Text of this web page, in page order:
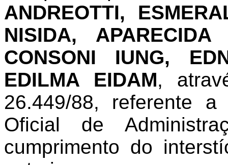
ANDREOTTI,
NISIDA,
CONSONI IUNG,
EDILMA EIDAM,
26.449/88, referente
Oficial de
cumprimento do